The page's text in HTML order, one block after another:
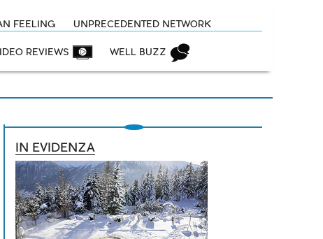
FEELING UNPRECEDENTED NETWORK
REVIEWS WELL BUZZ
IN EVIDENZA